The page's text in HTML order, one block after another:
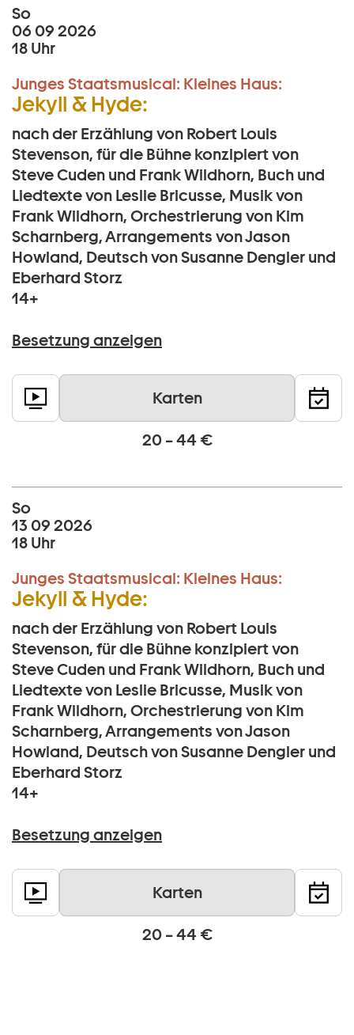
So
06 09 2026
18 Uhr
Junges Staatsmusical: Kleines Haus:
Jekyll & Hyde:
nach der Erzählung von Robert Louis
Stevenson, für die Bühne konzipiert von
Steve Cuden und Frank Wildhorn, Buch und
Liedtexte von Leslie Bricusse, Musik von
Frank Wildhorn, Orchestrierung von Kim
Scharnberg, Arrangements von Jason
Howland, Deutsch von Susanne Dengler und
Eberhard Storz
14+
Besetzung anzeigen
Karten
20 – 44 €
So
13 09 2026
18 Uhr
Junges Staatsmusical: Kleines Haus:
Jekyll & Hyde:
nach der Erzählung von Robert Louis
Stevenson, für die Bühne konzipiert von
Steve Cuden und Frank Wildhorn, Buch und
Liedtexte von Leslie Bricusse, Musik von
Frank Wildhorn, Orchestrierung von Kim
Scharnberg, Arrangements von Jason
Howland, Deutsch von Susanne Dengler und
Eberhard Storz
14+
Besetzung anzeigen
Karten
20 – 44 €